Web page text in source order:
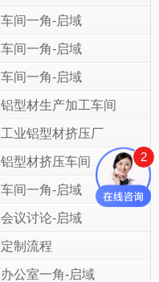
车间一角-启域
车间一角-启域
车间一角-启域
铝型材生产加工车间
工业铝型材挤压厂
铝型材挤压车间
车间一角-启域
会议讨论-启域
定制流程
办公室一角-启域
2